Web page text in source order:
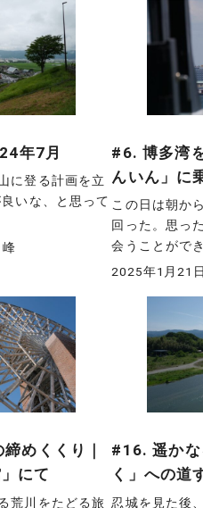
年7月
に登る計画を立
いな、と思って
#6. 博多湾
んいん」に
この日は朝か
回った。思っ
会うことがで
2025年1月21
めくくり｜
にて
荒川をたどる旅
#16. 遥かな
く」への道
忍城を見た後